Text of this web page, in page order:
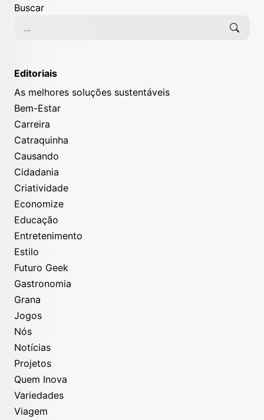
Buscar
Editoriais
As melhores soluções sustentáveis
Bem-Estar
Carreira
Catraquinha
Causando
Cidadania
Criatividade
Economize
Educação
Entretenimento
Estilo
Futuro Geek
Gastronomia
Grana
Jogos
Nós
Notícias
Projetos
Quem Inova
Variedades
Viagem